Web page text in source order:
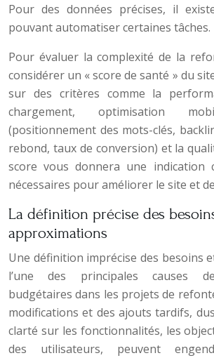
Pour des données précises, il
pouvant automatiser certaines tâches.
Pour évaluer la complexité de la
considérer un « score de santé » du
sur des critères comme la
chargement, optimisation
(positionnement des mots-clés,
rebond, taux de conversion) et la
score vous donnera une indication
nécessaires pour améliorer le site et
La définition précise des
approximations
Une définition imprécise des besoins
l’une des principales causes
budgétaires dans les projets de
modifications et des ajouts tardifs,
clarté sur les fonctionnalités, les
des utilisateurs, peuvent